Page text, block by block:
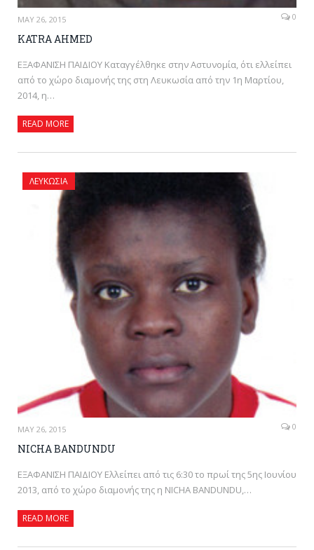
MAY 26, 2015 0
KATRA AHMED
ΕΞΑΦΑΝΙΣΗ ΠΑΙΔΙΟΥ Καταγγέλθηκε στην Αστυνομία, ότι ελλείπει
από το χώρο διαμονής της στη Λευκωσία από την 1η Μαρτίου,
2014, η…
READ MORE
ΛΕΥΚΩΣΊΑ
MAY 26, 2015 0
NICHA BANDUNDU
ΕΞΑΦΑΝΙΣΗ ΠΑΙΔΙΟΥ Ελλείπει από τις 6:30 το πρωί της 5ης Ιουνίου
2013, από το χώρο διαμονής της η NICHA BANDUNDU,…
READ MORE